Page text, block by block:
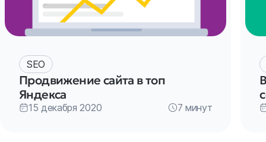
SEO
Продвижение сайта в топ
Яндекса
15 декабря 2020 7 минут